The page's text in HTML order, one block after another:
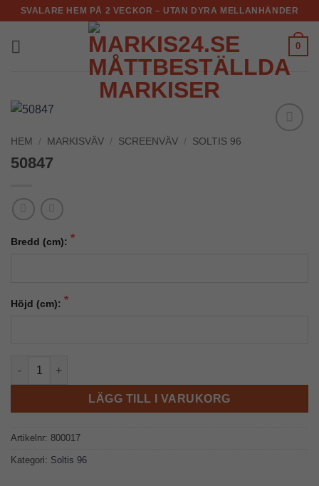
Skip
content
SVALARE HEM PÅ 2 VECKOR – UTAN DYRA MELLANHÄNDER
0
HEM / MARKISVÄV / SCREENVÄV / SOLTIS 96
50847
Bredd (cm):
Höjd (cm):
50847 mängd
LÄGG TILL I VARUKORG
Artikelnr: 800017
Kategori: Soltis 96